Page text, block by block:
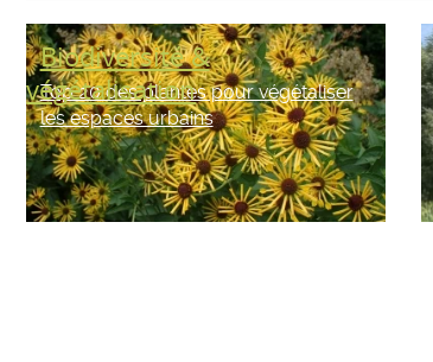
Top 20 des plantes pour végétaliser
les espaces urbains
Biodiversité &
végétalisation